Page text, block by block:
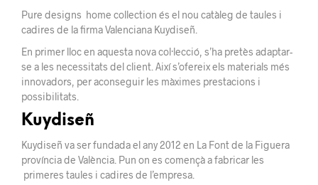
Pure designs home collection és el nou catàleg de taules i
cadires de la firma Valenciana Kuydiseñ.
En primer lloc en aquesta nova col·lecció, s’ha pretès adaptar-
se a les necessitats del client. Així s’ofereix els materials més
innovadors, per aconseguir les màximes prestacions i
possibilitats.
Kuydiseñ
Kuydiseñ va ser fundada el any 2012 en La Font de la Figuera
província de València. Pun on es començà a fabricar les
primeres taules i cadires de l’empresa.